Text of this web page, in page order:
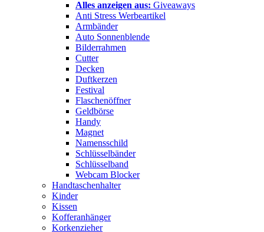
Alles anzeigen aus: Giveaways
Anti Stress Werbeartikel
Armbänder
Auto Sonnenblende
Bilderrahmen
Cutter
Decken
Duftkerzen
Festival
Flaschenöffner
Geldbörse
Handy
Magnet
Namensschild
Schlüsselbänder
Schlüsselband
Webcam Blocker
Handtaschenhalter
Kinder
Kissen
Kofferanhänger
Korkenzieher